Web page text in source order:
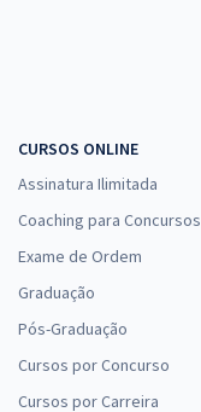
CURSOS ONLINE
Assinatura Ilimitada
Coaching para Concursos
Exame de Ordem
Graduação
Pós-Graduação
Cursos por Concurso
Cursos por Carreira